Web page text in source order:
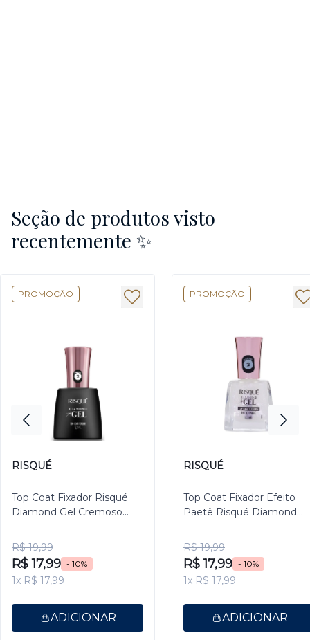
Seção de produtos visto
recentemente ✨
PROMOÇÃO
RISQUÉ
Top Coat Fixador Risqué
Diamond Gel Cremoso
R$ 19,99
R$ 17,99 - 10%
1x R$ 17,99
ADICIONAR
PROMOÇÃO
RISQUÉ
Top Coat Fixador Efeito
Paetê Risqué Diamond
R$ 19,99
R$ 17,99 - 10%
1x R$ 17,99
ADICIONAR